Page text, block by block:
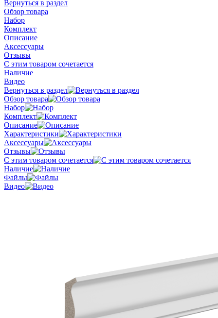
Вернуться в раздел
Обзор товара
Набор
Комплект
Описание
Аксессуары
Отзывы
С этим товаром сочетается
Наличие
Видео
Вернуться в раздел
Обзор товара
Набор
Комплект
Описание
Характеристики
Аксессуары
Отзывы
С этим товаром сочетается
Наличие
Файлы
Видео